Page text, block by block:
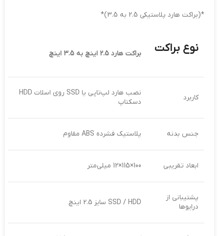
*(براکت هارد پلاستیکی 2.5 به 3.5)*
نوع براکت براکت هارد 2.5 اینچ به 3.5 اینچ
کاربرد
نصب هارد لپ‌تاپی یا SSD روی اسلات HDD
دسکتاپ
جنس بدنه پلاستیک فشرده ABS مقاوم
ابعاد تقریبی 100×115×12 میلی‌متر
پشتیبانی از
درایوها
SSD / HDD سایز 2.5 اینچ